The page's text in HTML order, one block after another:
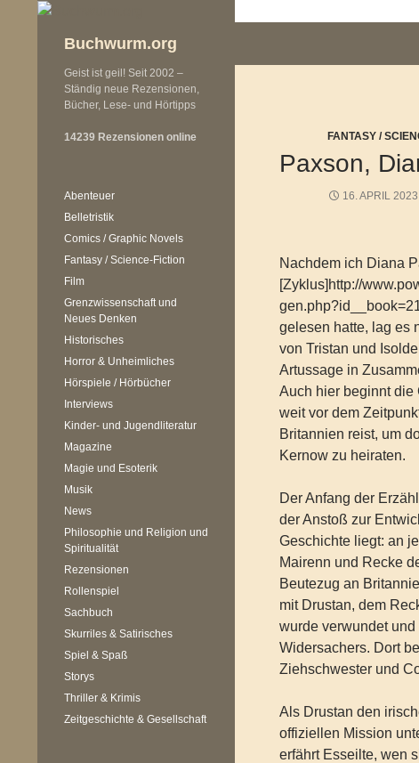
Buchwurm.org
FANTASY /
Paxson,
16. APRIL 2023
Nachdem ich Diana
[Zyklus]http://
gelesen hatte, lag es
von Tristan und
Artussage in
Auch hier beginnt die
weit vor dem
Britannien reist, um
Kernow zu heiraten.
Der Anfang der
der Anstoß zur
Geschichte liegt: an
Mairenn und Recke
Beutezug an
mit Drustan, dem
wurde verwundet
Widersachers. Dort
Ziehschwester und
Als Drustan den
offiziellen Mission
erfährt Esseilte, wen
Geist ist geil! Seit 2002 –
Ständig neue Rezensionen,
Bücher, Lese- und Hörtipps
14239 Rezensionen online
Abenteuer
Belletristik
Comics / Graphic Novels
Fantasy / Science-Fiction
Film
Grenzwissenschaft und
Neues Denken
Historisches
Horror & Unheimliches
Hörspiele / Hörbücher
Interviews
Kinder- und Jugendliteratur
Magazine
Magie und Esoterik
Musik
News
Philosophie und Religion und
Spiritualität
Rezensionen
Rollenspiel
Sachbuch
Skurriles & Satirisches
Spiel & Spaß
Storys
Thriller & Krimis
Zeitgeschichte & Gesellschaft